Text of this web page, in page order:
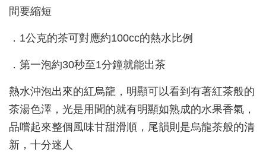
間要縮短
．1公克的茶可對應約100cc的熱水比例
．第一泡約30秒至1分鐘就能出茶
熱水沖泡出來的紅烏龍，明顯可以看到有著紅茶般的
茶湯色澤，光是用聞的就有明顯如熟成的水果香氣，
品嚐起來整個風味甘甜滑順，尾韻則是烏龍茶般的清
新，十分迷人